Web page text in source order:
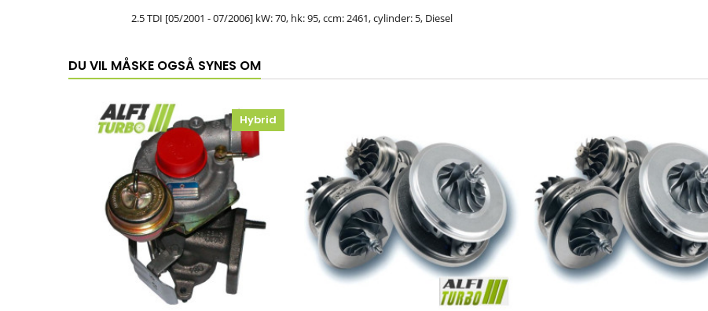
2.5 TDI [05/2001 - 07/2006] kW: 70, hk: 95, ccm: 2461, cylinder: 5, Diesel
DU VIL MÅSKE OGSÅ SYNES OM
Hybrid